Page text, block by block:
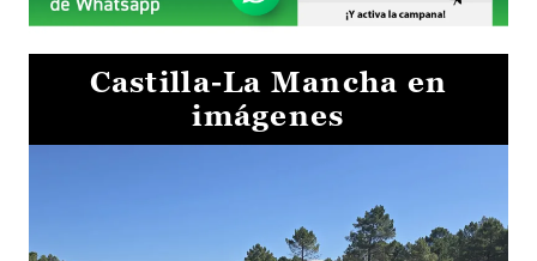
Castilla-La Mancha en
imágenes